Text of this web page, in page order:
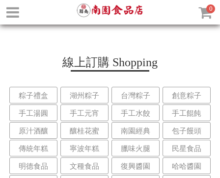
0
線上訂購 Shopping
粽子禮盒 湖州粽子 台灣粽子
創意粽子
手工湯圓
手工元宵 手工水餃
手工餛飩
原汁酒釀
釀桂花蜜 南園經典
包子饅頭
傳統年糕
寧波年糕 臘味火腿
民星食品
明德食品
文種食品 復興醬園
哈哈醬園